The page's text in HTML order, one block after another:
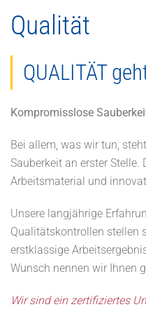
Qualität
QUALITÄT
Kompromisslose
Bei allem, was wir tun,
Sauberkeit an erster
Arbeitsmaterial und
Unsere langjährige
Qualitätskontrollen stellen
erstklassige
Wunsch nennen wir Ihnen
Wir sind ein zertifiziertes